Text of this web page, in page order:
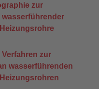
zur
zur
wasserführenden